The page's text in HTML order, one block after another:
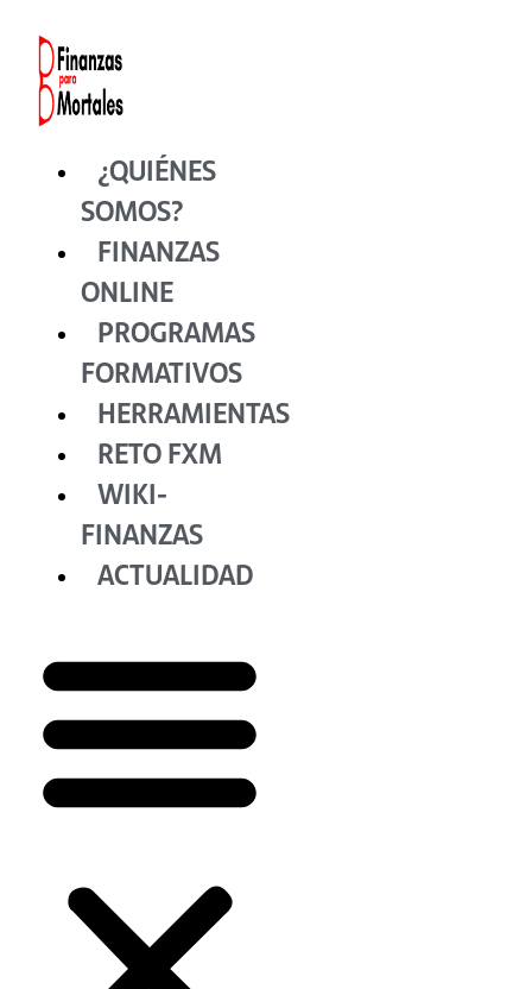
contenido
¿QUIÉNES
SOMOS?
FINANZAS
ONLINE
PROGRAMAS
FORMATIVOS
HERRAMIENTAS
RETO FXM
WIKI-
FINANZAS
ACTUALIDAD